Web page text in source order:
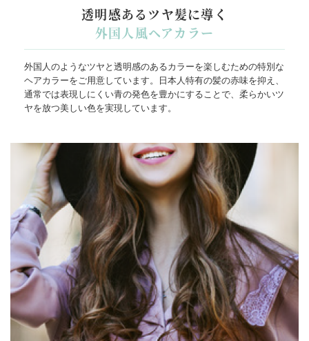
透明感あるツヤ髪に導く
外国人風ヘアカラー
外国人のようなツヤと透明感のあるカラーを楽しむための特別な
ヘアカラーをご用意しています。日本人特有の髪の赤味を抑え、
通常では表現しにくい青の発色を豊かにすることで、柔らかいツ
ヤを放つ美しい色を実現しています。